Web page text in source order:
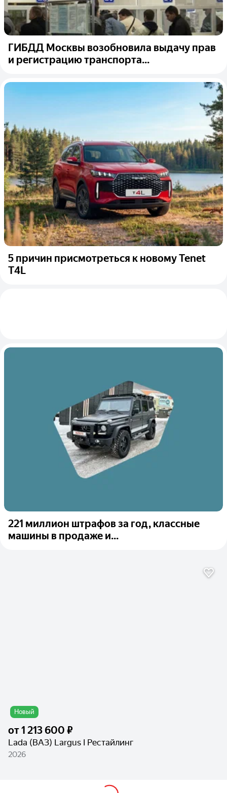
ГИБДД Москвы возобновила выдачу прав
и регистрацию транспорта...
5 причин присмотреться к новому Tenet
T4L
221 миллион штрафов за год, классные
машины в продаже и...
Новый
от1 213 600 ₽
Lada (ВАЗ) Largus I Рестайлинг
2026